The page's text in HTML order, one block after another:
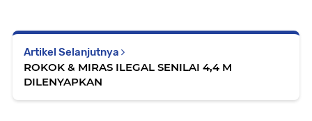
Artikel Selanjutnya
ROKOK & MIRAS ILEGAL SENILAI 4,4 M
DILENYAPKAN